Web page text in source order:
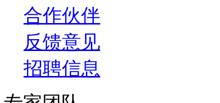
合作伙伴
反馈意见
招聘信息